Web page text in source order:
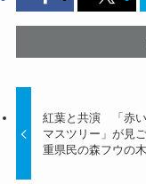
紅葉と共演 「赤
マスツリー」が見
重県民の森フウの